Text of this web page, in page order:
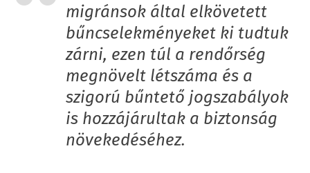
migránsok által elkövetett
bűncselekményeket ki tudtuk
zárni, ezen túl a rendőrség
megnövelt létszáma és a
szigorú bűntető jogszabályok
is hozzájárultak a biztonság
növekedéséhez.